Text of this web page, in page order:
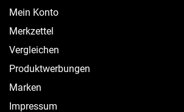
Mein Konto
Merkzettel
Vergleichen
Produktwerbungen
Marken
Impressum